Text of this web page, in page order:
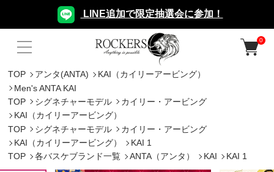
LINE追加で限定抽選会に参加！
0
TOP アンタ(ANTA)
KAI（カイリーアービング）
Men's ANTA KAI
TOP
シグネチャーモデル
カイリー・アービング
KAI（カイリーアービング）
TOP
シグネチャーモデル
カイリー・アービング
KAI（カイリーアービング）
KAI 1
TOP
各バスケブランド一覧 ANTA（アンタ） KAI KAI 1